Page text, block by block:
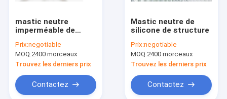
mastic neutre
imperméable de
Prix:negotiable
MOQ:2400 morceaux
Trouvez les derniers prix
Contactez
Mastic neutre de
silicone de structure
Prix:negotiable
MOQ:2400 morceaux
Trouvez les derniers prix
Contactez